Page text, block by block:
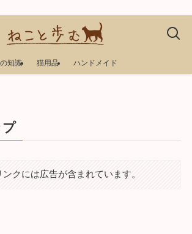
知識 猫用品 ハンドメイド
プ
クには広告が含まれています。